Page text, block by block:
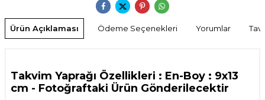
Ürün Açıklaması Ödeme Seçenekleri Yorumlar
Takvim Yaprağı Özellikleri : En-Boy : 9x13
cm - Fotoğraftaki Ürün Gönderilecektir